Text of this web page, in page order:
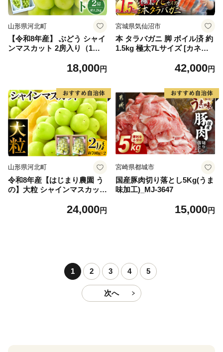
山形県河北町
【令和8年産】 ぶどう シャイ
ンマスカット 2房入り（1房6
産【山形eLab】 ka074-023-r
18,000円
宮城県気仙沼市
本 タラバガニ 脚 ボイル済 約
1.5kg 極太7Lサイズ [カネダ
6] カニ かに 蟹 たらばがに た
42,000円
山形県河北町
令和8年産【はじまり農園 う
の】大粒 シャインマスカット
河北町産 【河北町観光物産協
24,000円
宮崎県都城市
国産豚肉切り落とし5Kg(うま
味加工)_MJ-3647
15,000円
1 2 3 4 5
次へ